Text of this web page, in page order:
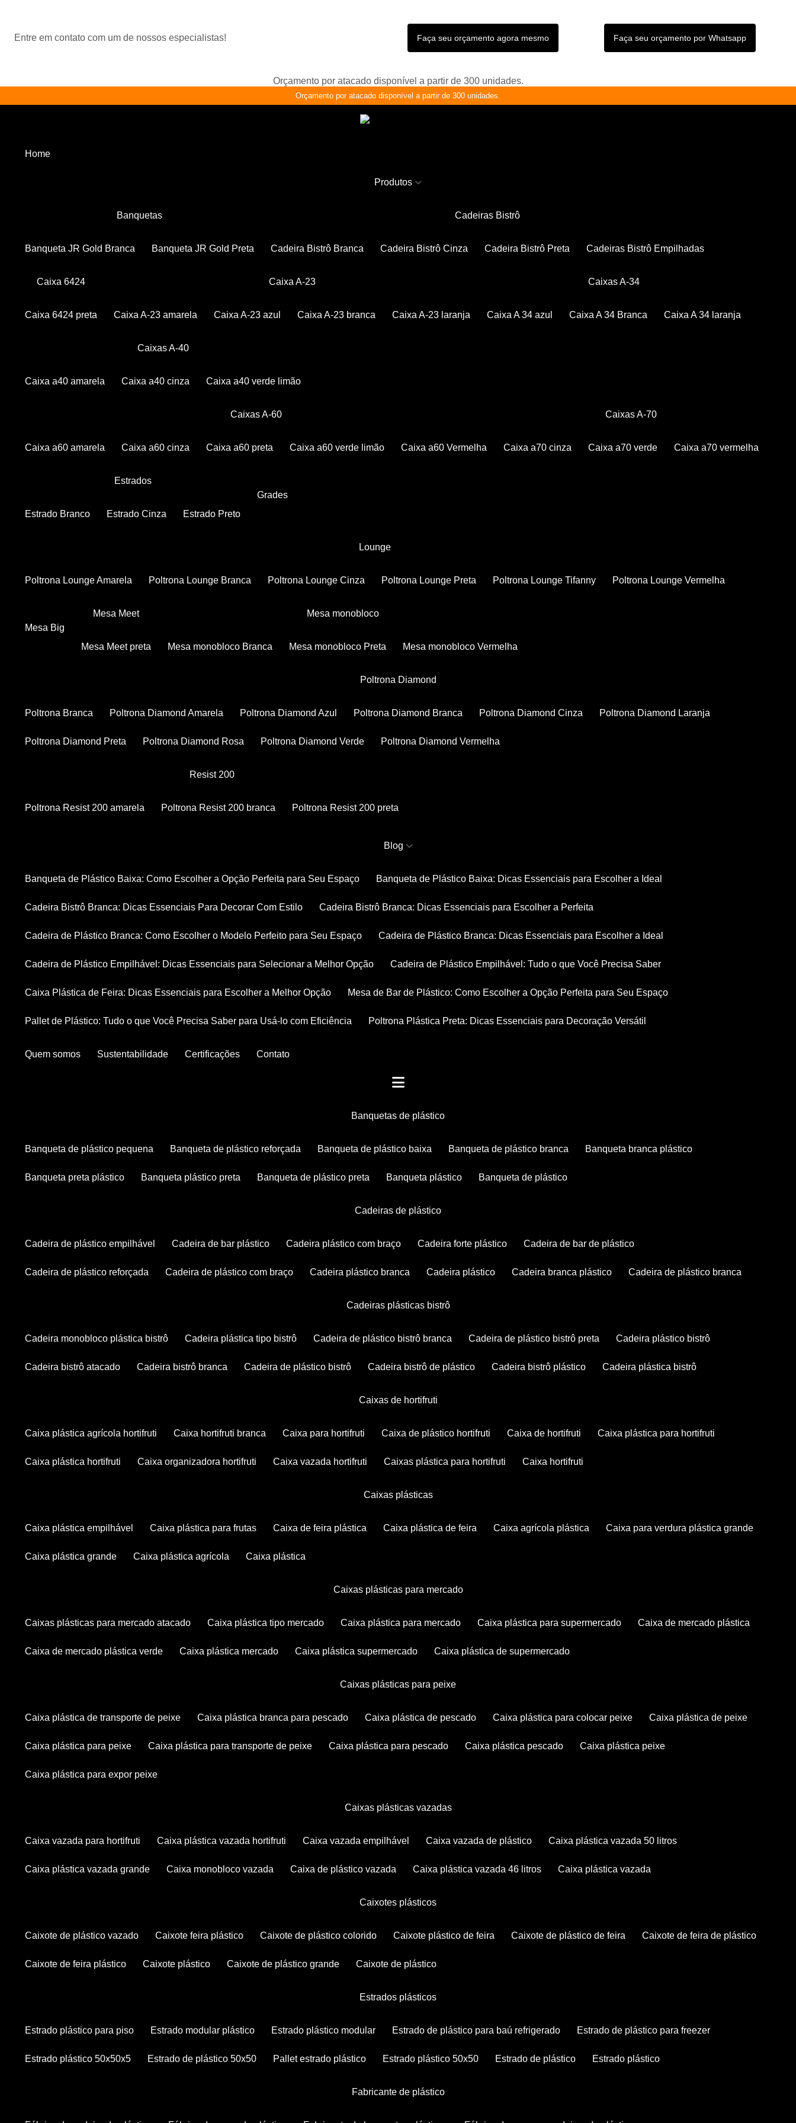
Entre em contato com um de nossos especialistas! Faça seu orçamento agora mesmo Faça seu orçamento por Whatsapp
Orçamento por atacado disponível a partir de 300 unidades.
Orçamento por atacado disponível a partir de 300 unidades.
Home
Produtos
Banquetas
Banqueta JR Gold Branca Banqueta JR Gold Preta
Cadeiras Bistrô
Cadeira Bistrô Branca Cadeira Bistrô Cinza Cadeira Bistrô Preta Cadeiras Bistrô Empilhadas
Caixa 6424
Caixa 6424 preta
Caixa A-23
Caixa A-23 amarela Caixa A-23 azul Caixa A-23 branca Caixa A-23 laranja
Caixas A-34
Caixa A 34 azul Caixa A 34 Branca Caixa A 34 laranja
Caixas A-40
Caixa a40 amarela Caixa a40 cinza Caixa a40 verde limão
Caixas A-60
Caixa a60 amarela Caixa a60 cinza Caixa a60 preta Caixa a60 verde limão Caixa a60 Vermelha
Caixas A-70
Caixa a70 cinza Caixa a70 verde Caixa a70 vermelha
Estrados
Estrado Branco Estrado Cinza Estrado Preto
Grades
Lounge
Poltrona Lounge Amarela Poltrona Lounge Branca Poltrona Lounge Cinza Poltrona Lounge Preta Poltrona Lounge Tifanny Poltrona Lounge Vermelha
Mesa Big
Mesa Meet
Mesa Meet preta
Mesa monobloco
Mesa monobloco Branca Mesa monobloco Preta Mesa monobloco Vermelha
Poltrona Diamond
Poltrona Branca Poltrona Diamond Amarela Poltrona Diamond Azul Poltrona Diamond Branca Poltrona Diamond Cinza Poltrona Diamond Laranja
Poltrona Diamond Preta Poltrona Diamond Rosa Poltrona Diamond Verde Poltrona Diamond Vermelha
Resist 200
Poltrona Resist 200 amarela Poltrona Resist 200 branca Poltrona Resist 200 preta
Blog
Banqueta de Plástico Baixa: Como Escolher a Opção Perfeita para Seu Espaço Banqueta de Plástico Baixa: Dicas Essenciais para Escolher a Ideal
Cadeira Bistrô Branca: Dicas Essenciais Para Decorar Com Estilo Cadeira Bistrô Branca: Dicas Essenciais para Escolher a Perfeita
Cadeira de Plástico Branca: Como Escolher o Modelo Perfeito para Seu Espaço Cadeira de Plástico Branca: Dicas Essenciais para Escolher a Ideal
Cadeira de Plástico Empilhável: Dicas Essenciais para Selecionar a Melhor Opção Cadeira de Plástico Empilhável: Tudo o que Você Precisa Saber
Caixa Plástica de Feira: Dicas Essenciais para Escolher a Melhor Opção Mesa de Bar de Plástico: Como Escolher a Opção Perfeita para Seu Espaço
Pallet de Plástico: Tudo o que Você Precisa Saber para Usá-lo com Eficiência Poltrona Plástica Preta: Dicas Essenciais para Decoração Versátil
Quem somos Sustentabilidade Certificações Contato
banquetas de plástico
banqueta de plástico pequena banqueta de plástico reforçada banqueta de plástico baixa banqueta de plástico branca banqueta branca plástico
banqueta preta plástico banqueta plástico preta banqueta de plástico preta banqueta plástico banqueta de plástico
cadeiras de plástico
cadeira de plástico empilhável cadeira de bar plástico cadeira plástico com braço cadeira forte plástico cadeira de bar de plástico
cadeira de plástico reforçada cadeira de plástico com braço cadeira plástico branca cadeira plástico cadeira branca plástico cadeira de plástico branca
cadeiras plásticas bistrô
cadeira monobloco plástica bistrô cadeira plástica tipo bistrô cadeira de plástico bistrô branca cadeira de plástico bistrô preta cadeira plástico bistrô
cadeira bistrô atacado cadeira bistrô branca cadeira de plástico bistrô cadeira bistrô de plástico cadeira bistrô plástico cadeira plástica bistrô
caixas de hortifruti
caixa plástica agrícola hortifruti caixa hortifruti branca caixa para hortifruti caixa de plástico hortifruti caixa de hortifruti caixa plástica para hortifruti
caixa plástica hortifruti caixa organizadora hortifruti caixa vazada hortifruti caixas plástica para hortifruti caixa hortifruti
caixas plásticas
caixa plástica empilhável caixa plástica para frutas caixa de feira plástica caixa plástica de feira caixa agrícola plástica caixa para verdura plástica grande
caixa plástica grande caixa plástica agrícola caixa plástica
caixas plásticas para mercado
caixas plásticas para mercado atacado caixa plástica tipo mercado caixa plástica para mercado caixa plástica para supermercado caixa de mercado plástica
caixa de mercado plástica verde caixa plástica mercado caixa plástica supermercado caixa plástica de supermercado
caixas plásticas para peixe
caixa plástica de transporte de peixe caixa plástica branca para pescado caixa plástica de pescado caixa plástica para colocar peixe caixa plástica de peixe
caixa plástica para peixe caixa plástica para transporte de peixe caixa plástica para pescado caixa plástica pescado caixa plástica peixe
caixa plástica para expor peixe
caixas plásticas vazadas
caixa vazada para hortifruti caixa plástica vazada hortifruti caixa vazada empilhável caixa vazada de plástico caixa plástica vazada 50 litros
caixa plástica vazada grande caixa monobloco vazada caixa de plástico vazada caixa plástica vazada 46 litros caixa plástica vazada
caixotes plásticos
caixote de plástico vazado caixote feira plástico caixote de plástico colorido caixote plástico de feira caixote de plástico de feira caixote de feira de plástico
caixote de feira plástico caixote plástico caixote de plástico grande caixote de plástico
estrados plásticos
estrado plástico para piso estrado modular plástico estrado plástico modular estrado de plástico para baú refrigerado estrado de plástico para freezer
estrado plástico 50x50x5 estrado de plástico 50x50 pallet estrado plástico estrado plástico 50x50 estrado de plástico estrado plástico
fabricante de plástico